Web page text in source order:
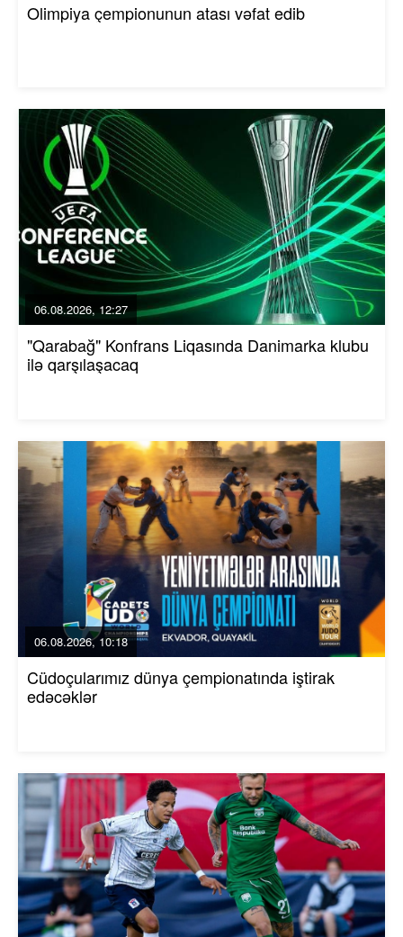
Olimpiya çempionunun atası vəfat edib
06.08.2026, 12:27
"Qarabağ" Konfrans Liqasında Danimarka klubu
ilə qarşılaşacaq
06.08.2026, 10:18
Cüdoçularımız dünya çempionatında iştirak
edəcəklər